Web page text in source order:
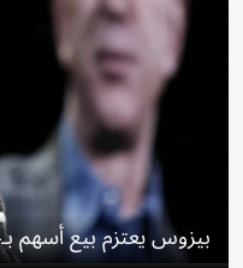
بيزوس يعتزم بيع أسهم بـ4 مليارات دولار في أمازون